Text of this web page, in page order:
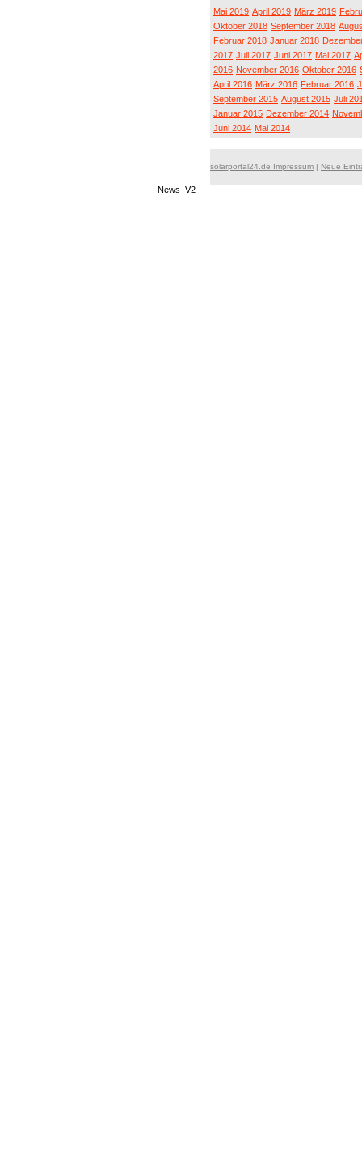
Mai 2019 April 2019 März 2019
Oktober 2018 September 2018
Februar 2018 Januar 2018
2017 Juli 2017 Juni 2017 Mai 2017
2016 November 2016 Oktober 2016
April 2016 März 2016 Februar 2016
September 2015 August 2015 Juli
Januar 2015 Dezember 2014
Juni 2014 Mai 2014
solarportal24.de Impressum | Neue
News_V2